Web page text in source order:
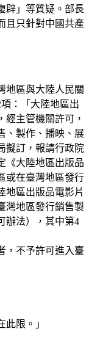
辟」等質疑。部長
且只針對中國共產
地區與大陸人民關
：「大陸地區出
經主管機關許可，
、製作、播映、展
擬訂，報請行政院
《大陸地區出版品
或在臺灣地區發行
地區出版品電影片
灣地區發行銷售製
辦法），其中第4
，不予許可進入臺
限。」